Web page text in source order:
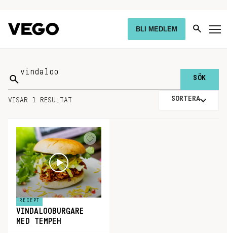
BLI MEDLEM
Sök
på:
VISAR 1 RESULTAT SORTERA
RECEPT
VINDALOOBURGARE
MED TEMPEH